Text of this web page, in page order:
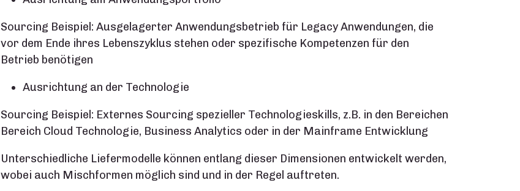
Sourcing Beispiel: Ausgelagerter Anwendungsbetrieb für Legacy Anwendungen, die
vor dem Ende ihres Lebenszyklus stehen oder spezifische Kompetenzen für den
Betrieb benötigen
Ausrichtung an der Technologie
Sourcing Beispiel: Externes Sourcing spezieller Technologieskills, z.B. in den Bereichen
Bereich Cloud Technologie, Business Analytics oder in der Mainframe Entwicklung
Unterschiedliche Liefermodelle können entlang dieser Dimensionen entwickelt werden,
wobei auch Mischformen möglich sind und in der Regel auftreten.